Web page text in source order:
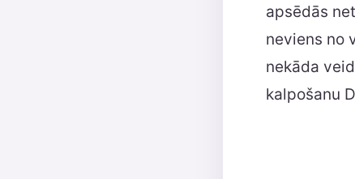
apsēdās
neviens no
nekāda
kalpošanu